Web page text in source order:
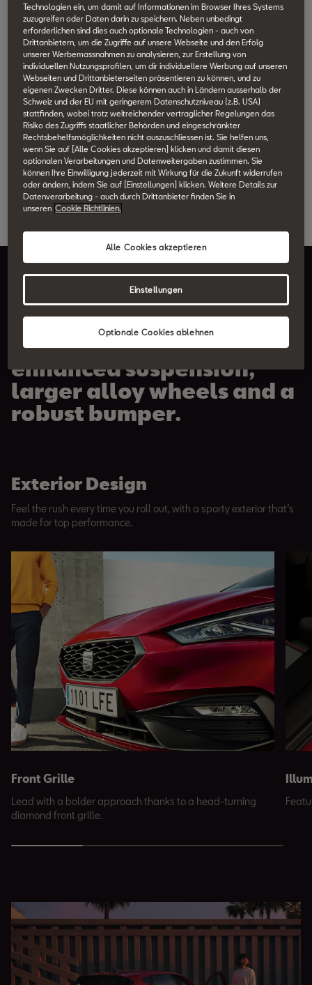
Desire Red
Colours Wheels
Spezial-Metallic Metallic Soft
FR Highlights
Bolder lines, dynamic
curves and boundless
attitude. The FR trim has
enhanced suspension,
larger alloy wheels and a
robust bumper.
Exterior Design
Feel the rush every time you roll out, with a sporty exterior that’s
made for top performance.
Front Grille
Lead with a bolder approach thanks to a head-turning
diamond front grille.
Technologien ein, um damit auf Informationen im Browser Ihres Systems
zuzugreifen oder Daten darin zu speichern. Neben unbedingt
erforderlichen sind dies auch optionale Technologien - auch von
Drittanbietern, um die Zugriffe auf unsere Webseite und den Erfolg
unserer Werbemassnahmen zu analysieren, zur Erstellung von
individuellen Nutzungsprofilen, um dir individuellere Werbung auf unseren
Webseiten und Drittanbieterseiten präsentieren zu können, und zu
eigenen Zwecken Dritter. Diese können auch in Ländern ausserhalb der
Schweiz und der EU mit geringerem Datenschutzniveau (z.B. USA)
stattfinden, wobei trotz weitreichender vertraglicher Regelungen das
Risiko des Zugriffs staatlicher Behörden und eingeschränkter
Rechtsbehelfsmöglichkeiten nicht auszuschliessen ist. Sie helfen uns,
wenn Sie auf [Alle Cookies akzeptieren] klicken und damit diesen
optionalen Verarbeitungen und Datenweitergaben zustimmen. Sie
können Ihre Einwilligung jederzeit mit Wirkung für die Zukunft widerrufen
oder ändern, indem Sie auf [Einstellungen] klicken. Weitere Details zur
Datenverarbeitung - auch durch Drittanbieter finden Sie in
unseren Cookie Richtlinien.
Optionale Cookies ablehnen
Alle Cookies akzeptieren
Einstellungen